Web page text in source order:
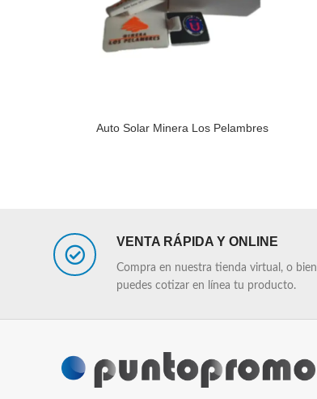
LEER MÁSAuto Solar Minera Los Pelambres
VENTA RÁPIDA Y ONLINE
Compra en nuestra tienda virtual, o bien
puedes cotizar en línea tu producto.